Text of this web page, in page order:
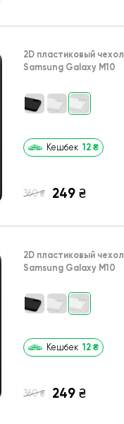
2D пластиковый чехол
Samsung Galaxy M10
Кешбек 12 ₴
360 ₴ 249 ₴
2D пластиковый чехол
Samsung Galaxy M10
Кешбек 12 ₴
360 ₴ 249 ₴